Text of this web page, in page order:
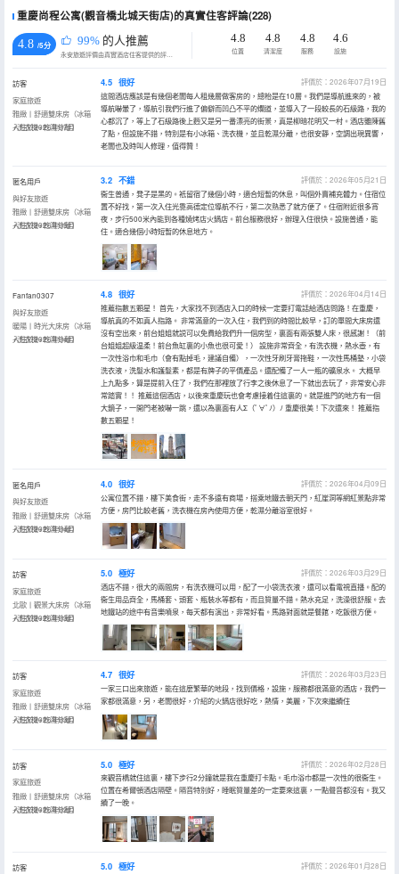
重慶尚程公寓(觀音橋北城天街店)的真實住客評論(228)
4.8 /5分 99% 的人推薦
永安旅遊評價由真實酒店住客提供的評價。
4.8
位置
4.8
清潔度
4.8
服務
4.6
設施
訪客
家庭旅遊
雅緻丨舒適雙床房（冰箱
+洗衣機+乾濕分離）
入住於2026年07月
4.5 很好
評價於：2026年07月19日
這間酒店應該是有幾個老闆每人租幾層做客房的，總枱是在10層。我們是導航進來的，被
導航嚇暈了，導航引我們行進了偏僻而凹凸不平的爛道，並導入了一段較長的石級路，我的
心都沉了，等上了石級路後上麪又是另一番漂亮的街景，真是柳暗花明又一村。酒店雖陳舊
了點，但設施不錯，特別是有小冰箱、洗衣機，並且乾濕分離，也很安靜，空調出現異響，
老闆也及時叫人修理，值得贊！
匿名用戶
與好友旅遊
雅緻丨舒適雙床房（冰箱
+洗衣機+乾濕分離）
入住於2026年05月
3.2 不錯
評價於：2026年05月21日
衞生普通，凳子是黑的。衹留宿了幾個小時，適合短暫的休息，叫個外賣補充體力。住宿位
置不好找，第一次入住光靠高德定位導航不行，第二次熟悉了就方便了。住宿附近很多宵
夜，步行500米內能到各種燒烤店火鍋店。前台服務很好，辦理入住很快。設施普通，能
住。適合幾個小時短暫的休息地方。
Fanfan0307
與好友旅遊
暖陽丨時光大床房（冰箱
+洗衣機+乾濕分離）
入住於2026年04月
4.8 很好
評價於：2026年04月14日
推薦指數五顆星！ 首先，大家找不到酒店入口的時候一定要打電話給酒店問路！在重慶，
導航真的不如真人指路。 非常滿意的一次入住，我們到的時間比較早，訂的單間大床房還
沒有空出來，前台姐姐就説可以免費給我們升一個房型，裏面有兩張雙人床，很感謝！（前
台姐姐超級温柔！前台魚缸裏的小魚也很可愛！） 設施非常齊全，有洗衣機，熱水壺，有
一次性浴巾和毛巾（會有點掉毛，建議自備），一次性牙刷牙膏拖鞋，一次性馬桶墊，小袋
洗衣液，洗髮水和護髮素，都是有牌子的平價產品。還配備了一人一瓶的礦泉水。 大概早
上九點多，算是提前入住了，我們在那裡放了行李之後休息了一下就出去玩了，非常安心非
常踏實！！ 推薦這個酒店，以後來重慶玩也會考慮接着住這裏的。就是進門的地方有一個
大鏡子，一開門老被嚇一跳，還以為裏面有人Σ（ﾟ∀ﾟﾉ）ﾉ 重慶很美！下次還來！ 推薦指
數五顆星！
匿名用戶
與好友旅遊
雅緻丨舒適雙床房（冰箱
+洗衣機+乾濕分離）
入住於2026年04月
4.0 很好
評價於：2026年04月09日
公寓位置不錯，樓下美食街，走不多遠有商場，搭乘地鐵去朝天門，紅崖洞等網紅景點非常
方便，房門比較老舊，洗衣機在房內使用方便，乾濕分離浴室很好。
訪客
家庭旅遊
北歐丨觀景大床房（冰箱
+洗衣機+乾濕分離）
入住於2026年03月
5.0 極好
評價於：2026年03月29日
酒店不錯，很大的兩間房，有洗衣機可以用，配了一小袋洗衣液，還可以看電視直播。配的
衞生用品齊全，馬桶套、頭套、瓶裝水等都有，而且質量不錯。熱水充足，洗澡很舒服。去
地鐵站的途中有音樂噴泉，每天都有演出，非常好看。馬路對面就是餐館，吃飯很方便。
訪客
家庭旅遊
雅緻丨舒適雙床房（冰箱
+洗衣機+乾濕分離）
入住於2026年03月
4.7 很好
評價於：2026年03月23日
一家三口出來旅遊，能在這麼繁華的地段，找到價格，設施，服務都很滿意的酒店，我們一
家都很滿意，另，老闆很好，介紹的火鍋店很好吃，熱情，美麗，下次來繼續住
訪客
家庭旅遊
雅緻丨舒適雙床房（冰箱
+洗衣機+乾濕分離）
入住於2026年02月
5.0 極好
評價於：2026年02月28日
來觀音橋就住這裏，樓下步行2分鐘就是我在重慶打卡點。毛巾浴巾都是一次性的很衞生。
位置在希爾頓酒店隔壁。隔音特別好，睡眠質量差的一定要來這裏，一點聲音都沒有。我又
續了一晚。
訪客
5.0 極好
評價於：2026年01月28日